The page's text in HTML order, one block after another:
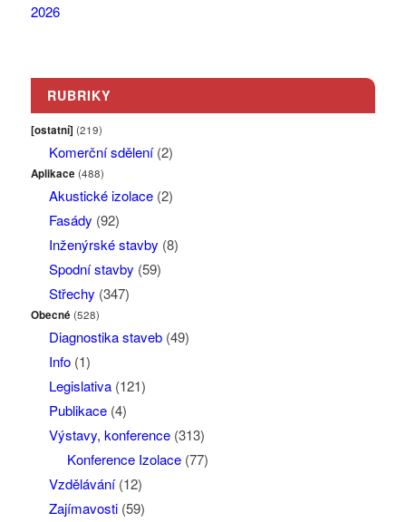
RUBRIKY
[ostatní] (219)
Komerční sdělení(2)
Aplikace (488)
Akustické izolace(2)
Fasády (92)
Inženýrské stavby (8)
Spodní stavby (59)
Střechy (347)
Obecné (528)
Diagnostika staveb(49)
Info(1)
Legislativa(121)
Publikace(4)
Výstavy, konference(313)
Konference Izolace(77)
Vzdělávání(12)
Zajímavosti(59)